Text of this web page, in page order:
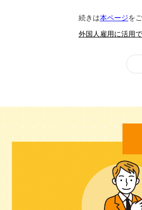
続きは本ページを
外国人雇用に活用